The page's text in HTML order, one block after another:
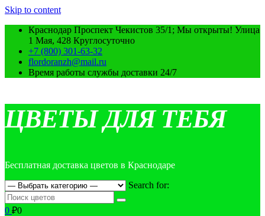
Skip to content
Краснодар Проспект Чекистов 35/1; Мы открыты! Улица
1 Мая, 428 Круглосуточно
+7 (800) 301-63-32
flordoranzh@mail.ru
Время работы службы доставки 24/7
ЦВЕТЫ ДЛЯ ТЕБЯ
Бесплатная доставка цветов в Краснодаре
Search for:
0 ₽0